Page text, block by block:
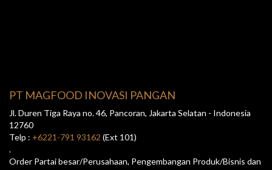
PT MAGFOOD INOVASI PANGAN
Jl. Duren Tiga Raya no. 46, Pancoran, Jakarta Selatan - Indonesia
12760
Telp : +6221-791 93162 (Ext 101)
.
Order Partai besar/Perusahaan, Pengembangan Produk/Bisnis dan